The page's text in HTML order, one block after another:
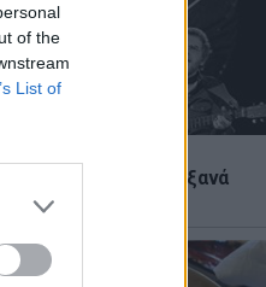
of the
List of
wonders που έγιναν ξανά
από… ατύχημα